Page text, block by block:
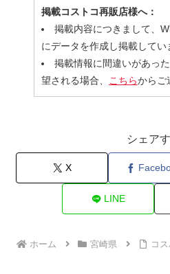
掲載コストコ再販店様へ：
掲載内容につきまして、
にデータを作成し掲載してい
掲載情報に間違いがあっ
望される場合、 こちらからご
シェア
X
LINE
ホーム 宮崎県 コ